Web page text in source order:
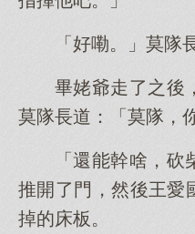
「好嘞。」莫隊
畢姥爺走了之後
莫隊長道：「莫隊，
「還能幹啥，
推開了門，然後王愛
掉的床板。